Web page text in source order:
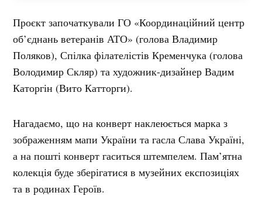
Проєкт започаткували ГО «Координаційний центр
об’єднань ветеранів АТО» (голова Владимир
Поляков), Спілка філателістів Кременчука (голова
Володимир Скляр) та художник-дизайнер Вадим
Каторгін (Вито Катторги).
Нагадаємо, що на конверт наклеюється марка з
зображенням мапи України та гасла Слава Україні,
а на пошті конверт гаситься штемпелем. Пам’ятна
колекція буде зберігатися в музейних експозиціях
та в родинах Героїв.